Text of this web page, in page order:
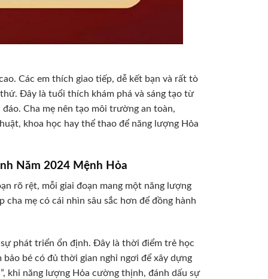
Các em thích giao tiếp, dễ kết bạn và rất tò
Đây là tuổi thích khám phá và sáng tạo từ
Cha mẹ nên tạo môi trường an toàn,
khoa học hay thể thao để năng lượng Hỏa
Năm 2024 Mệnh Hỏa
rõ rệt, mỗi giai đoạn mang một năng lượng
mẹ có cái nhìn sâu sắc hơn để đồng hành
sự phát triển ổn định. Đây là thời điểm trẻ học
bé có đủ thời gian nghỉ ngơi để xây dựng
khi năng lượng Hỏa cường thịnh, đánh dấu sự